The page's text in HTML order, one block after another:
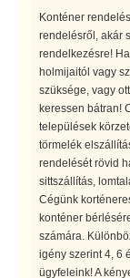
Konténer
rendelésről, akár
rendelkezésre!
holmijaitól vagy
szüksége, vagy
keressen bátran!
települések
törmelék
rendelését rövid
sittszállítás,
Cégünk
konténer
számára.
igény szerint 4, 6
ügyfeleink! A